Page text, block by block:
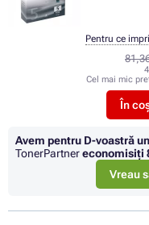
Cel mai mic
În
Pentru ce
Avem pentru D-voastră
TonerPartnereconomisiţi
Vreau